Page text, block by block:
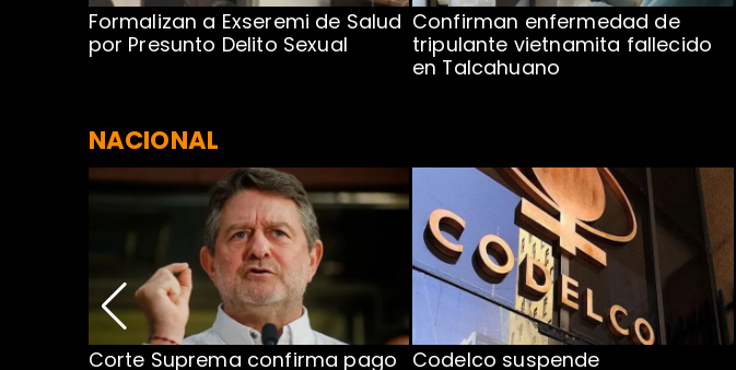
Formalizan a Exseremi de Salud
por Presunto Delito Sexual
Confirman enfermedad de
tripulante vietnamita fallecido
en Talcahuano
NACIONAL
Corte Suprema confirma pago
Codelco suspende